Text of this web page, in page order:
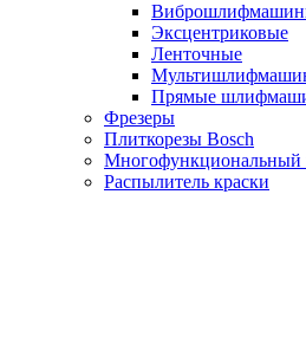
Эксцентриковые
Ленточные
Прямые
Фрезеры
Плиткорезы Bosch
Многофункциональный
Распылитель краски